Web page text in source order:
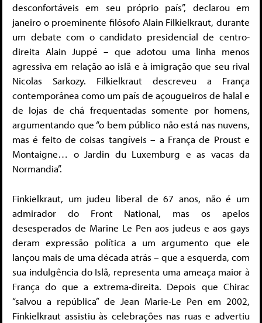
desconfortáveis em seu próprio país”, declarou em
janeiro o proeminente filósofo Alain Filkielkraut, durante
um debate com o candidato presidencial de centro-
direita Alain Juppé – que adotou uma linha menos
agressiva em relação ao islã e à imigração que seu rival
Nicolas Sarkozy. Filkielkraut descreveu a França
contemporânea como um país de açougueiros de halal e
de lojas de chá frequentadas somente por homens,
argumentando que “o bem público não está nas nuvens,
mas é feito de coisas tangíveis – a França de Proust e
Montaigne… o Jardin du Luxemburg e as vacas da
Normandia”.
Finkielkraut, um judeu liberal de 67 anos, não é um
admirador do Front National, mas os apelos
desesperados de Marine Le Pen aos judeus e aos gays
deram expressão política a um argumento que ele
lançou mais de uma década atrás – que a esquerda, com
sua indulgência do Islã, representa uma ameaça maior à
França do que a extrema-direita. Depois que Chirac
“salvou a república” de Jean Marie-Le Pen em 2002,
Finkielkraut assistiu às celebrações nas ruas e advertiu